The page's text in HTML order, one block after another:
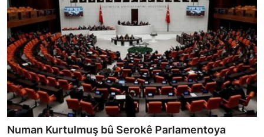
Numan Kurtulmuş bû Serokê Parlamentoya